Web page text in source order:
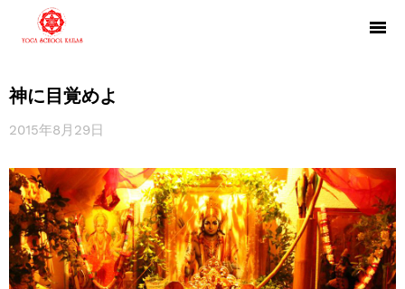
神に目覚めよ
2015年8月29日